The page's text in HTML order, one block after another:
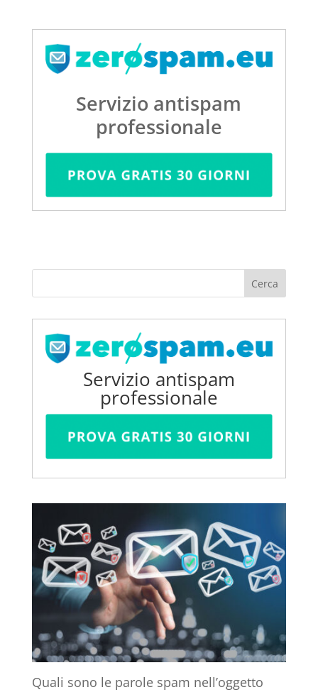
Servizio antispam
professionale
Servizio antispam
professionale
Quali sono le parole spam nell’oggetto